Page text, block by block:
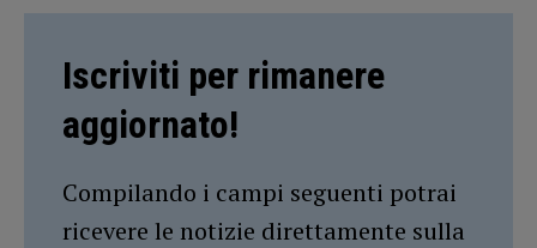
Iscriviti per rimanere
aggiornato!
Compilando i campi seguenti potrai
ricevere le notizie direttamente sulla